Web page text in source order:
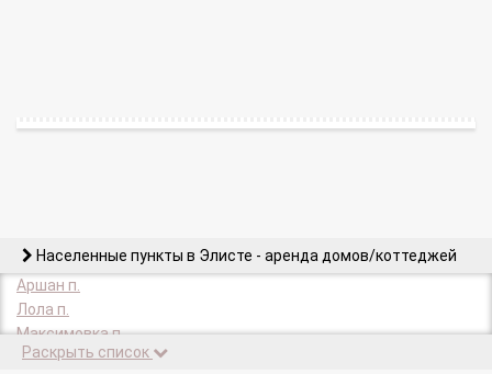
Населенные пункты в Элисте - аренда домов/коттеджей
Аршан п.
Лола п.
Максимовка п.
Салын п.
Раскрыть список